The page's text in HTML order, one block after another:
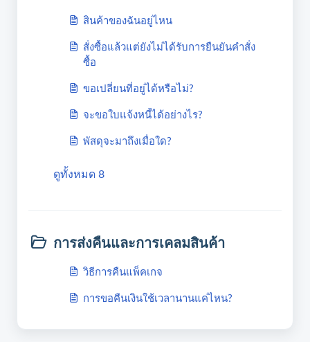
สินค้าของฉันอยู่ไหน
สั่งซื้อแล้วแต่ยังไม่ได้รับการยืนยันคำสั่ง
ซื้อ
ขอเปลี่ยนที่อยู่ได้หรือไม่?
จะขอใบแจ้งหนี้ได้อย่างไร?
พัสดุจะมาถึงเมื่อใด?
ดูทั้งหมด 8
การส่งคืนและการเคลมสินค้า
วิธีการคืนแพ็คเกจ
การขอคืนเงินใช้เวลานานแค่ไหน?